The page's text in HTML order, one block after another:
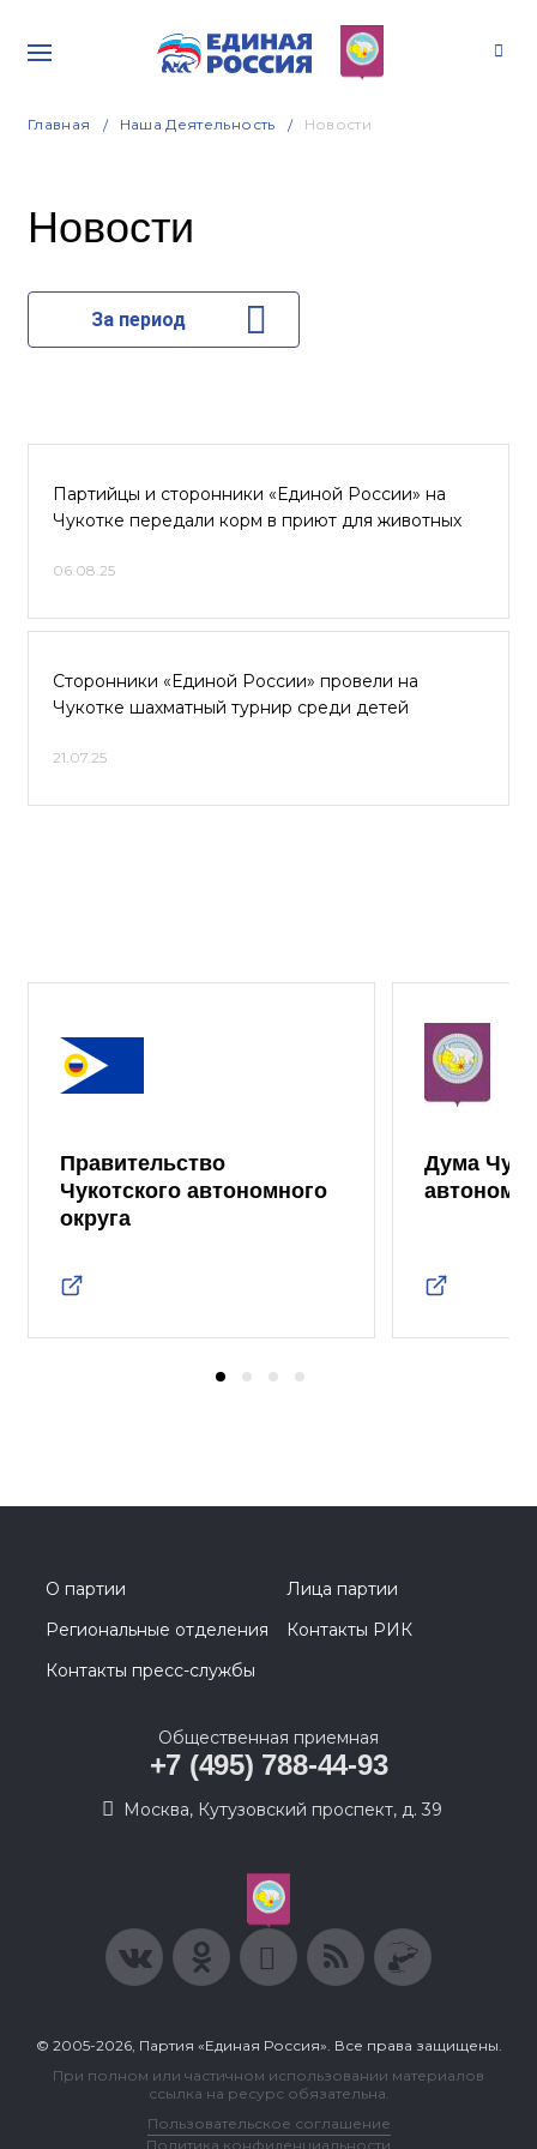
Главная Наша Деятельность Новости
Новости
За период
Партийцы и сторонники «Единой России» на
Чукотке передали корм в приют для животных
06.08.25
Сторонники «Единой России» провели на
Чукотке шахматный турнир среди детей
21.07.25
Правительство
Чукотского автономного
округа
Дума
О партии
Лица партии
Региональные отделения
Контакты РИК
Контакты пресс-службы
Общественная приемная
+7 (495) 788-44-93
Москва, Кутузовский проспект, д. 39
© 2005-2026, Партия «Единая Россия». Все права защищены.
При полном или частичном использовании материалов
ссылка на ресурс обязательна.
Пользовательское соглашение
Политика конфиденциальности